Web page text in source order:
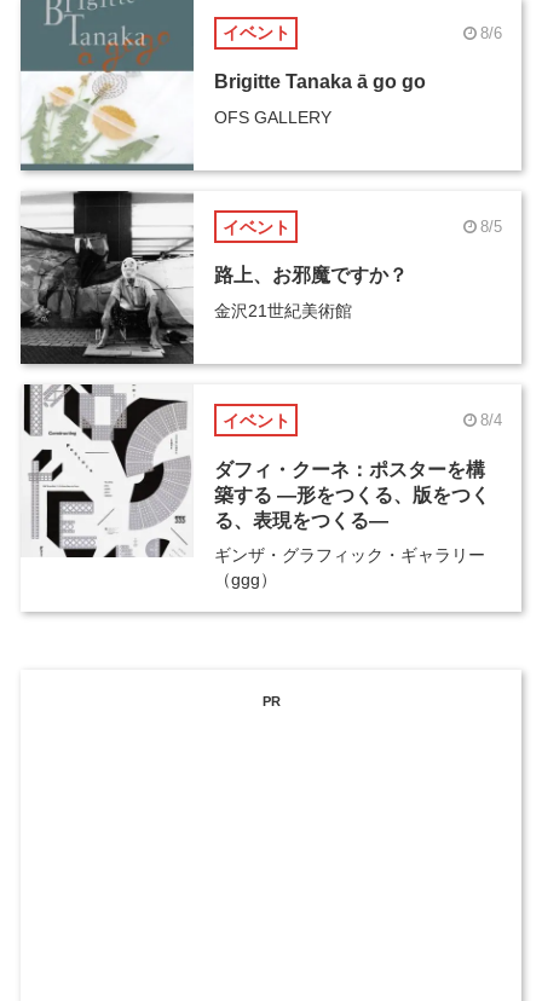
イベント 8/6
Brigitte Tanaka ā go go
OFS GALLERY
イベント 8/5
路上、お邪魔ですか？
金沢21世紀美術館
イベント 8/4
ダフィ・クーネ：ポスターを構
築する ―形をつくる、版をつく
る、表現をつくる―
ギンザ・グラフィック・ギャラリー
（ggg）
PR